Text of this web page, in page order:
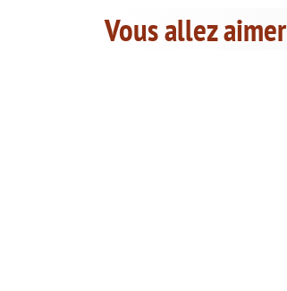
Vous allez aimer